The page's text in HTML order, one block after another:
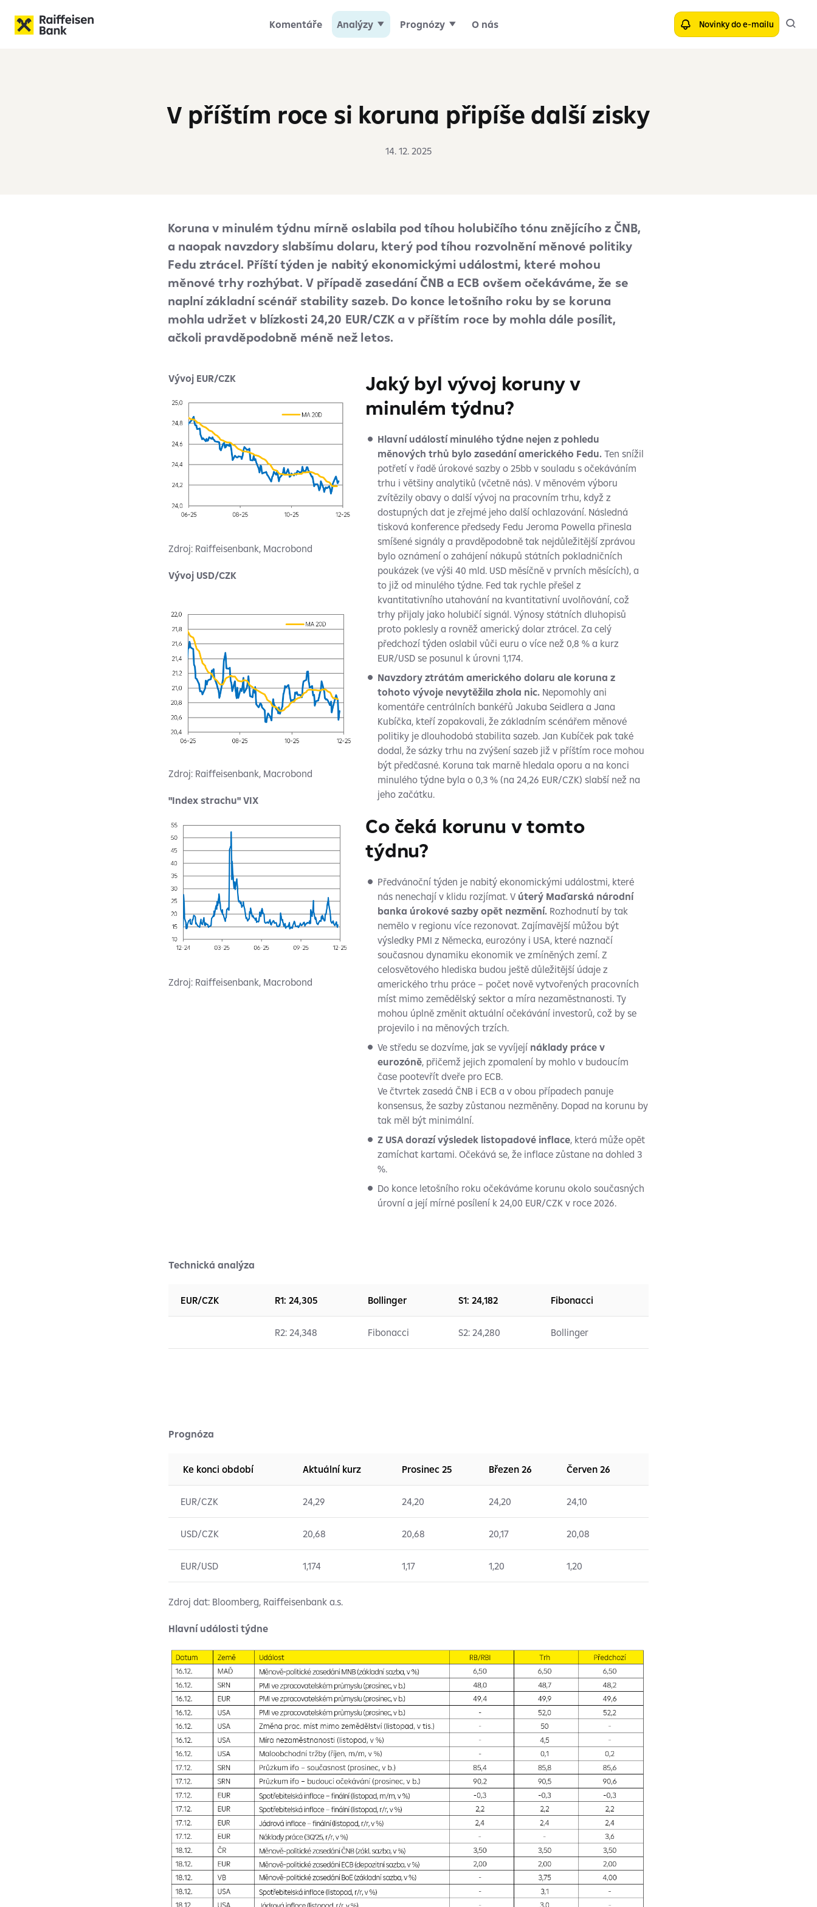
Komentáře Analýzy Prognózy O nás Novinky do e-mailu
V příštím roce si koruna připíše další zisky
14. 12. 2025
Koruna v minulém týdnu mírně oslabila pod tíhou holubičího tónu znějícího z ČNB,
a naopak navzdory slabšímu dolaru, který pod tíhou rozvolnění měnové politiky
Fedu ztrácel. Příští týden je nabitý ekonomickými událostmi, které mohou
měnové trhy rozhýbat. V případě zasedání ČNB a ECB ovšem očekáváme, že se
naplní základní scénář stability sazeb. Do konce letošního roku by se koruna
mohla udržet v blízkosti 24,20 EUR/CZK a v příštím roce by mohla dále posílit,
ačkoli pravděpodobně méně než letos.
Vývoj EUR/CZK
Zdroj: Raiffeisenbank, Macrobond
Vývoj USD/CZK
Zdroj: Raiffeisenbank, Macrobond
"Index strachu" VIX
Zdroj: Raiffeisenbank, Macrobond
Jaký byl vývoj koruny v
minulém týdnu?
Hlavní událostí minulého týdne nejen z pohledu
měnových trhů bylo zasedání amerického Fedu. Ten snížil
potřetí v řadě úrokové sazby o 25bb v souladu s očekáváním
trhu i většiny analytiků (včetně nás). V měnovém výboru
zvítězily obavy o další vývoj na pracovním trhu, když z
dostupných dat je zřejmé jeho další ochlazování. Následná
tisková konference předsedy Fedu Jeroma Powella přinesla
smíšené signály a pravděpodobně tak nejdůležitější zprávou
bylo oznámení o zahájení nákupů státních pokladničních
poukázek (ve výši 40 mld. USD měsíčně v prvních měsících), a
to již od minulého týdne. Fed tak rychle přešel z
kvantitativního utahování na kvantitativní uvolňování, což
trhy přijaly jako holubičí signál. Výnosy státních dluhopisů
proto poklesly a rovněž americký dolar ztrácel. Za celý
předchozí týden oslabil vůči euru o více než 0,8 % a kurz
EUR/USD se posunul k úrovni 1,174.
Navzdory ztrátám amerického dolaru ale koruna z
tohoto vývoje nevytěžila zhola nic.Nepomohly ani
komentáře centrálních bankéřů Jakuba Seidlera a Jana
Kubíčka, kteří zopakovali, že základním scénářem měnové
politiky je dlouhodobá stabilita sazeb. Jan Kubíček pak také
dodal, že sázky trhu na zvýšení sazeb již v příštím roce mohou
být předčasné. Koruna tak marně hledala oporu a na konci
minulého týdne byla o 0,3 % (na 24,26 EUR/CZK) slabší než na
jeho začátku.
Co čeká korunu v tomto
týdnu?
Předvánoční týden je nabitý ekonomickými událostmi, které
nás nenechají v klidu rozjímat. Vúterý Maďarská národní
banka úrokové sazby opět nezmění.Rozhodnutí by tak
nemělo v regionu více rezonovat. Zajímavější můžou být
výsledky PMI z Německa, eurozóny i USA, které naznačí
současnou dynamiku ekonomik ve zmíněných zemí. Z
celosvětového hlediska budou ještě důležitější údaje z
amerického trhu práce – počet nově vytvořených pracovních
míst mimo zemědělský sektor a míra nezaměstnanosti. Ty
mohou úplně změnit aktuální očekávání investorů, což by se
projevilo i na měnových trzích.
Ve středu se dozvíme, jak se vyvíjejínáklady práce v
eurozóně, přičemž jejich zpomalení by mohlo v budoucím
čase pootevřít dveře pro ECB.
Ve čtvrtek zasedá ČNB i ECB a v obou případech panuje
konsensus, že sazby zůstanou nezměněny. Dopad na korunu by
tak měl být minimální.
Z USA dorazí výsledek listopadové inflace, která může opět
zamíchat kartami. Očekává se, že inflace zůstane na dohled 3
%.
Do konce letošního roku očekáváme korunu okolo současných
úrovní a její mírné posílení k 24,00 EUR/CZK v roce 2026.
Technická analýza
EUR/CZK R1: 24,305 Bollinger S1: 24,182 Fibonacci
R2: 24,348 Fibonacci S2: 24,280 Bollinger
Prognóza
Ke konci období Aktuální kurz Prosinec 25 Březen 26 Červen 26
EUR/CZK 24,29 24,20 24,20 24,10
USD/CZK 20,68 20,68 20,17 20,08
EUR/USD 1,174 1,17 1,20 1,20
Zdroj dat: Bloomberg, Raiffeisenbank a.s.
Hlavní události týdne